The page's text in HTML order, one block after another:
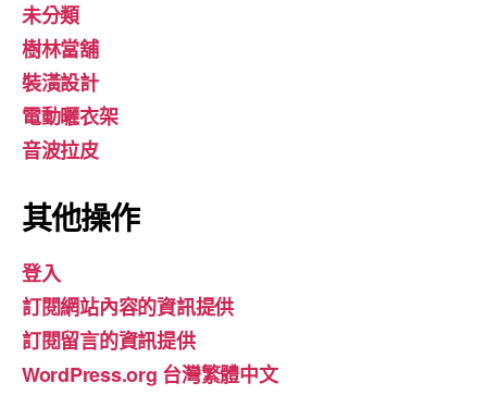
未分類
樹林當舖
裝潢設計
電動曬衣架
音波拉皮
其他操作
登入
訂閱網站內容的資訊提供
訂閱留言的資訊提供
WordPress.org 台灣繁體中文